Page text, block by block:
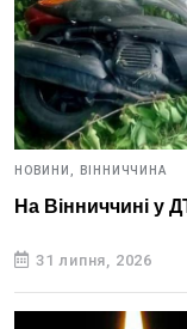
НОВИНИ, ВІННИЧЧИНА
На Вінниччині у
31 липня, 2026